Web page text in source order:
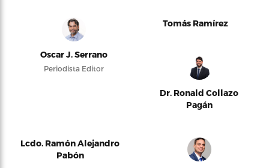
Oscar J. Serrano
Periodista Editor
Tomás Ramírez
Dr. Ronald Collazo
Pagán
Lcdo. Ramón Alejandro
Pabón